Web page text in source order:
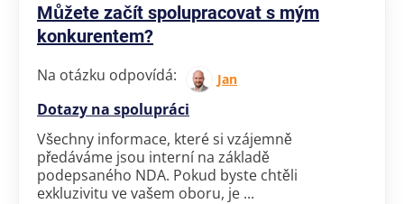
Můžete začít spolupracovat s mým
konkurentem?
Na otázku odpovídá: Jan
Dotazy na spolupráci
Všechny informace, které si vzájemně
předáváme jsou interní na základě
podepsaného NDA. Pokud byste chtěli
exkluzivitu ve vašem oboru, je ...